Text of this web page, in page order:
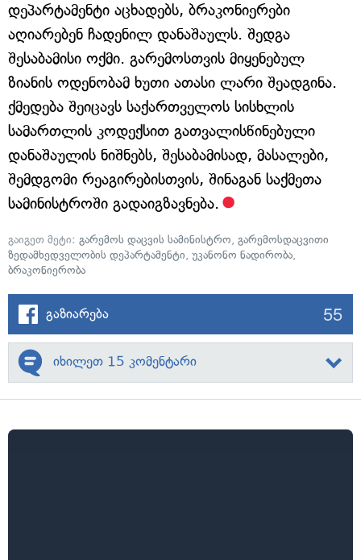
დეპარტამენტი აცხადებს, ბრაკონიერები
აღიარებენ ჩადენილ დანაშაულს. შედგა
შესაბამისი ოქმი. გარემოსთვის მიყენებულ
ზიანის ოდენობამ ხუთი ათასი ლარი შეადგინა.
ქმედება შეიცავს საქართველოს სისხლის
სამართლის კოდექსით გათვალისწინებული
დანაშაულის ნიშნებს, შესაბამისად, მასალები,
შემდგომი რეაგირებისთვის, შინაგან საქმეთა
სამინისტროში გადაიგზავნება.
გაიგეთ მეტი: გარემოს დაცვის სამინისტრო, გარემოსდაცვითი
ზედამხედველობის დეპარტამენტი, უკანონო ნადირობა,
ბრაკონიერობა
გაზიარება 55
იხილეთ 15 კომენტარი